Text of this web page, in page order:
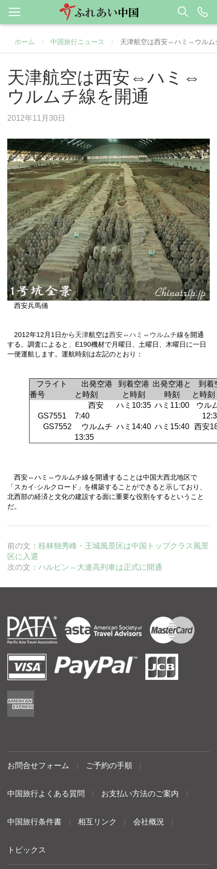
ホーム / 中国旅行ニュース / 天津航空は西安⇔ハミ⇔ウルム
天津航空は西安⇔ハミ⇔
ウルムチ線を開通
2012年11月30日
西安兵馬俑
2012年12 月 1 日から天津航空は西安⇔ハミ ⇔ ウルムチ線を開通
する。調査によると、 E190機材で月曜日、土曜日、木曜日に一日
一便運航します。運航時刻は左記のとおり：
フライト
番号
出発空港
と時刻
到着空港
と時刻
出発空港と
時刻
到着
と時刻
GS7551
西安
7:40
ハミ 10:35 ハミ 11:00
ウル
GS7552
ウルムチ
13:35
ハミ 14:40 ハミ 15:40 西安
西安⇔ハミ⇔ウルムチ線を開通することは中国大西北地区で
「スカイ·シルクロード」を構築することができると示しており、
北西部の経済と文化の建設する面に重要な役割をするということ
だ。
前の文： 桂林独秀峰・王城風景区は中国トップクラス風景
区に入選
次の文： ハルピン⇔大連高列車は正式に開通
お問合せフォーム ご予約の手順
中国旅行よくある質問 お支払い方法のご案内
中国旅行条件書 相互リンク 会社概況
トピックス